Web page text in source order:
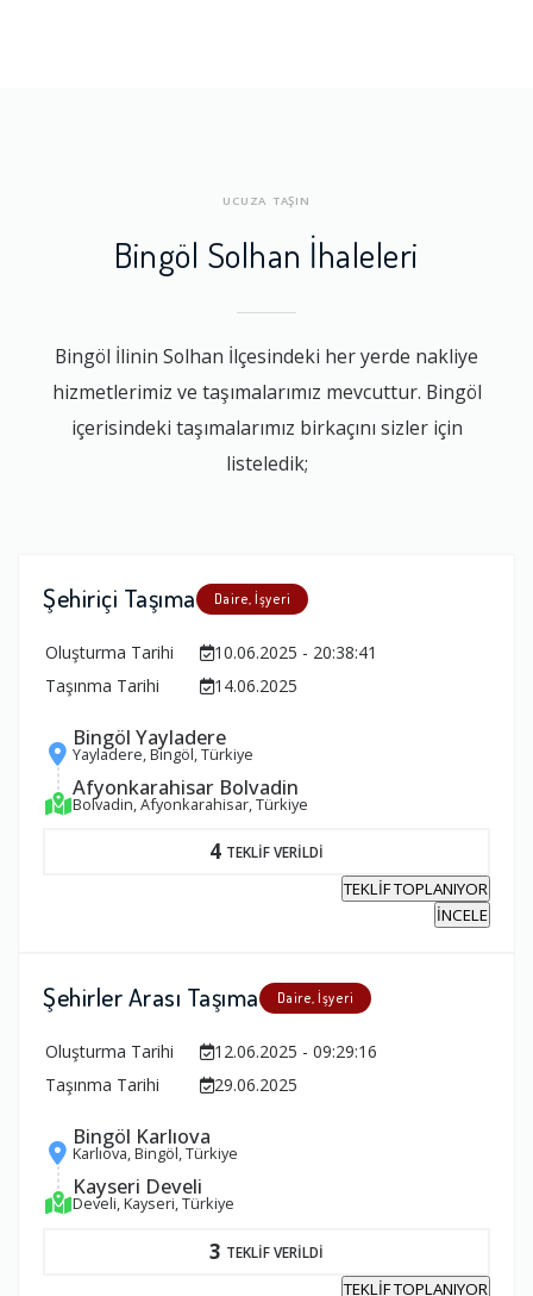
UCUZA TAŞIN
Bingöl Solhan İhaleleri
Bingöl İlinin Solhan İlçesindeki her yerde nakliye
hizmetlerimiz ve taşımalarımız mevcuttur. Bingöl
içerisindeki taşımalarımız birkaçını sizler için
listeledik;
Şehiriçi Taşıma Daire, İşyeri
Oluşturma Tarihi
10.06.2025 - 20:38:41
Taşınma Tarihi
14.06.2025
Bingöl Yayladere
Yayladere, Bingöl, Türkiye
Afyonkarahisar Bolvadin
Bolvadin, Afyonkarahisar, Türkiye
4 TEKLİF VERİLDİ
TEKLİF TOPLANIYOR
İNCELE
Şehirler Arası Taşıma Daire, İşyeri
Oluşturma Tarihi
12.06.2025 - 09:29:16
Taşınma Tarihi
29.06.2025
Bingöl Karlıova
Karlıova, Bingöl, Türkiye
Kayseri Develi
Develi, Kayseri, Türkiye
3 TEKLİF VERİLDİ
TEKLİF TOPLANIYOR